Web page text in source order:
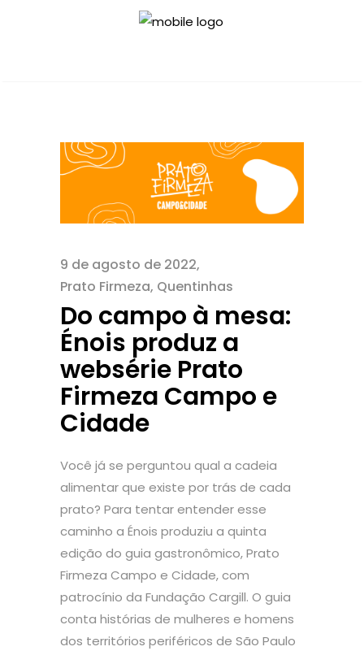
9 de agosto de 2022
Prato Firmeza, Quentinhas
Do campo à mesa:
Énois produz a
websérie Prato
Firmeza Campo e
Cidade
Você já se perguntou qual a cadeia
alimentar que existe por trás de cada
prato? Para tentar entender esse
caminho a Énois produziu a quinta
edição do guia gastronômico, Prato
Firmeza Campo e Cidade, com
patrocínio da Fundação Cargill. O guia
conta histórias de mulheres e homens
dos territórios periféricos de São Paulo